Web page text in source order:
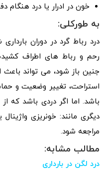
خون در ادرار یا درد هنگام
به طورکلی:
درد رباط گرد در دوران
رحم و رباط های اطراف
جنین باز شود، می تواند
استراحت، تغییر وضعیت و
باشد. اما اگر دردی باشد که
دیگری مانند: خونریزی
مراجعه شود.
مطالب مشابه:
درد لگن در بارداری